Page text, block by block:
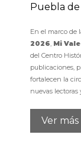
Puebla de
En el marco de
2026, Mi
del Centro
publicaciones,
fortalecen la
nuevas lectoras
Ver más